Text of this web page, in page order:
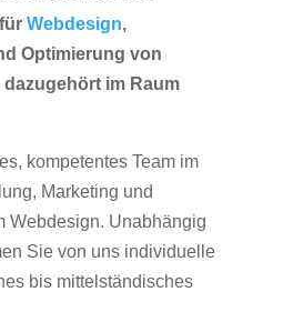
Webdesign,
Optimierung von
im Raum
kompetentes Team im
Marketing und
Webdesign. Unabhängig
Sie von uns individuelle
bis mittelständisches